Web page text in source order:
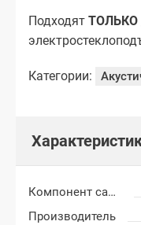
Подходят ТОЛЬКО
Категории:
Компонент салона
Производитель